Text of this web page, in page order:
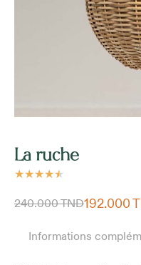
La ruche
★★★★★
240.000TND192.000
Informations